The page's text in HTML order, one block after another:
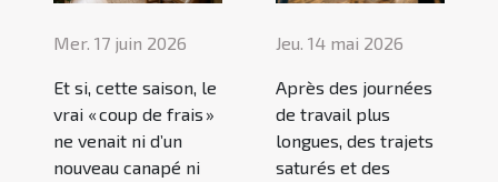
Mer. 17 juin 2026
Et si, cette saison, le
vrai « coup de frais »
ne venait ni d’un
nouveau canapé ni
Jeu. 14 mai 2026
Après des journées
de travail plus
longues, des trajets
saturés et des